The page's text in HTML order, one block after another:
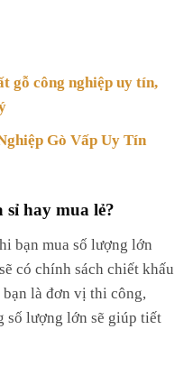
gỗ công nghiệp uy tín,
Gò Vấp Uy Tín
sỉ hay mua lẻ?
bạn mua số lượng lớn
có chính sách chiết khấu
là đơn vị thi công,
số lượng lớn sẽ giúp tiết